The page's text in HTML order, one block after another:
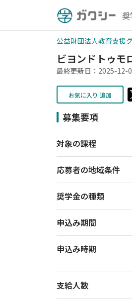
公益財団法人教育支援
ビヨンドトゥモ
最終更新日：2025-12-
お気に入り 追加
募集要項
対象の課程
応募者の地域条件
奨学金の種類
申込み期間
申込み時期
支給人数